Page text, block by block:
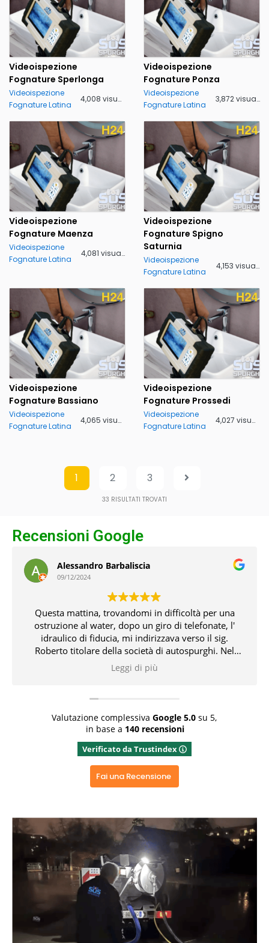
Videoispezione
Fognature Sperlonga
Videoispezione
Fognature Latina
4,008 visualizzazioni
Videoispezione
Fognature Ponza
Videoispezione
Fognature Latina
3,872 visualizzazioni
Videoispezione
Fognature Maenza
Videoispezione
Fognature Latina
4,081 visualizzazioni
Videoispezione
Fognature Spigno
Saturnia
Videoispezione
Fognature Latina
4,153 visualizzazioni
Videoispezione
Fognature Bassiano
Videoispezione
Fognature Latina
4,065 visualizzazioni
Videoispezione
Fognature Prossedi
Videoispezione
Fognature Latina
4,027 visualizzazioni
1 2 3
33 RISULTATI TROVATI
Recensioni Google
Alessandro Barbaliscia
09/12/2024
Questa mattina, trovandomi in difficoltà per una
ostruzione al water, dopo un giro di telefonate, l'
idraulico di fiducia, mi indirizzava verso il sig.
Roberto titolare della società di autospurghi. Nel
pomeriggio, il suddetto, unitamente all' idraulico,
risolvevano l' inconveniente che non pochi problemi
conoscenza delle problematiche e delle relative
soluzioni. Bravissimi entrambi 👏👏👏👍
Grazie x aver dedicato del tempo x una recensione
positiva, grazie ancora
Leggi di più
Valutazione complessiva Google 5.0su 5,
in base a 140 recensioni
Verificato da Trustindex
Fai una Recensione